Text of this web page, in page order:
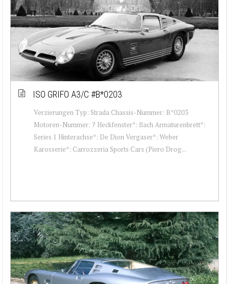
ISO GRIFO A3/C #B*0203
Verzierungen Typ: Strada Chassis-Nummer: B*0203
Motoren-Nummer: ? Heckfenster*: flach Armaturenbrett*:
Series 1 Hinterachse*: De Dion Vergaser*: Weber
Karosserie*: Carrozzeria Sports Cars (Piero Drog...